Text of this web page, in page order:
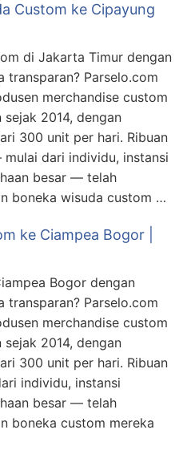
Custom ke Cipayung
di Jakarta Timur dengan
transparan? Parselo.com
merchandise custom
2014, dengan
300 unit per hari. Ribuan
dari individu, instansi
besar — telah
boneka wisuda custom …
ke Ciampea Bogor |
Bogor dengan
transparan? Parselo.com
merchandise custom
2014, dengan
300 unit per hari. Ribuan
individu, instansi
besar — telah
boneka custom mereka